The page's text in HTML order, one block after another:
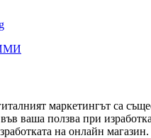
маркетингът са
ваша ползва при
на онлайн магазин.